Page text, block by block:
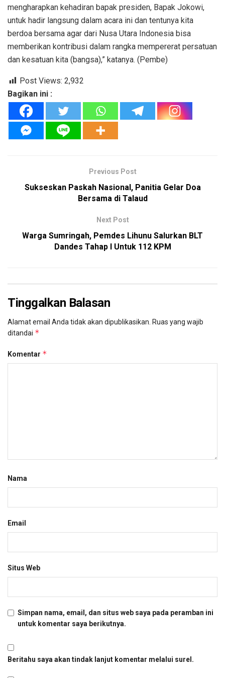
mengharapkan kehadiran bapak presiden, Bapak Jokowi,
untuk hadir langsung dalam acara ini dan tentunya kita
berdoa bersama agar dari Nusa Utara Indonesia bisa
memberikan kontribusi dalam rangka mempererat persatuan
dan kesatuan kita (bangsa),” katanya. (Pembe)
Post Views: 2,932
Bagikan ini :
Previous Post
Sukseskan Paskah Nasional, Panitia Gelar Doa
Bersama di Talaud
Next Post
Warga Sumringah, Pemdes Lihunu Salurkan BLT
Dandes Tahap I Untuk 112 KPM
Tinggalkan Balasan
Alamat email Anda tidak akan dipublikasikan. Ruas yang wajib
ditandai *
Komentar *
Nama
Email
Situs Web
Simpan nama, email, dan situs web saya pada peramban ini
untuk komentar saya berikutnya.
Beritahu saya akan tindak lanjut komentar melalui surel.